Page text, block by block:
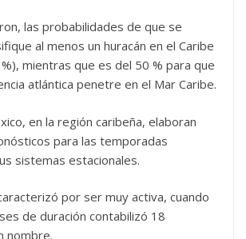
las probabilidades de que se
al menos un huracán en el Caribe
mientras que es del 50 % para que
atlántica penetre en el Mar Caribe.
en la región caribeña, elaboran
para las temporadas
sistemas estacionales.
por ser muy activa, cuando
de duración contabilizó 18
nombre.